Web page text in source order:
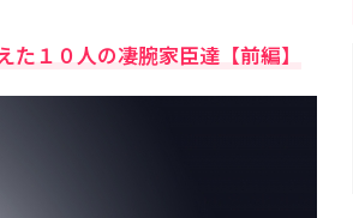
１０人の凄腕家臣達【前編】